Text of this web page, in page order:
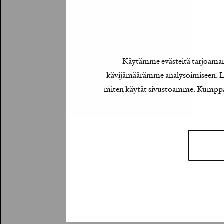
Käytämme evästeitä
kävijämäärämme analysoimiseen.
miten käytät sivustoamme.